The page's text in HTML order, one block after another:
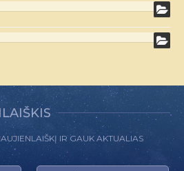
IR GAUK AKTUALIAS